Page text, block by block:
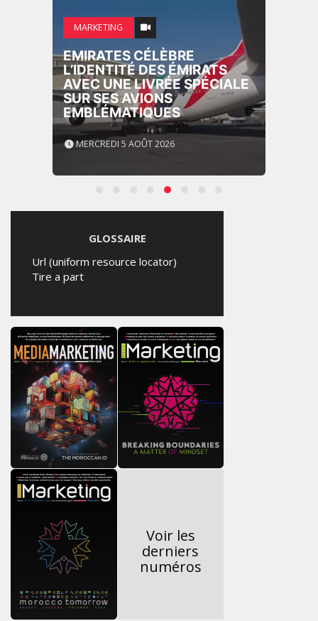
MARKETING
EMIRATES CÉLÈBRE
L’IDENTITÉ DES ÉMIRATS
AVEC UNE LIVRÉE SPÉCIALE
SUR SES AVIONS
EMBLÉMATIQUES
MERCREDI 5 AOÛT 2026
GLOSSAIRE
Url (uniform resource locator)
Tire a part
Voir les
derniers
numéros